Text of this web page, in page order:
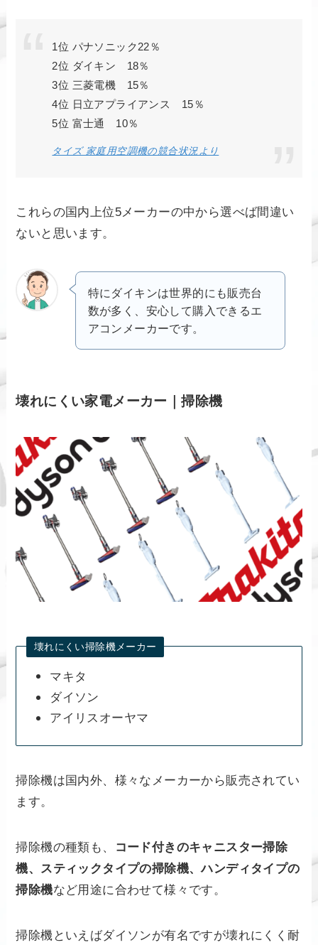
1位 パナソニック22％
2位 ダイキン 18％
3位 三菱電機 15％
4位 日立アプライアンス 15％
5位 富士通 10％
タイズ 家庭用空調機の競合状況より
これらの国内上位5メーカーの中から選べば間違い
ないと思います。
特にダイキンは世界的にも販売台
数が多く、安心して購入できるエ
アコンメーカーです。
壊れにくい家電メーカー｜掃除機
壊れにくい掃除機メーカー
マキタ
ダイソン
アイリスオーヤマ
掃除機は国内外、様々なメーカーから販売されてい
ます。
掃除機の種類も、
コード付きのキャニスター掃除
機、スティックタイプの掃除機、ハンディタイプの
掃除機など用途に合わせて様々です。
掃除機といえばダイソンが有名ですが壊れにくく耐